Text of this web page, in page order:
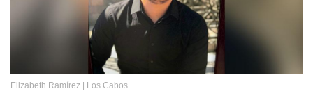
Elizabeth Ramírez | Los Cabos